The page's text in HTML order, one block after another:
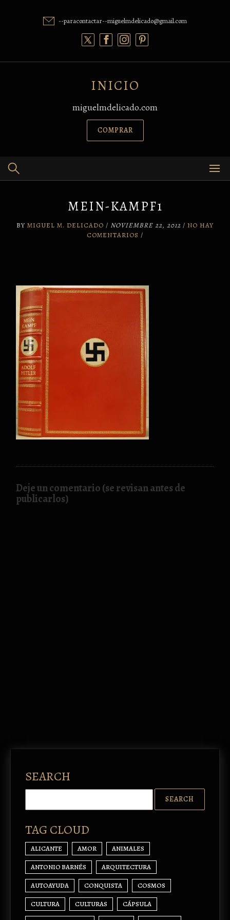
--paracontactar--miguelmdelicado@gmail.com
INICIO
miguelmdelicado.com
COMPRAR
MEIN-KAMPF1
BY MIGUEL M. DELICADO / NOVIEMBRE 22, 2012 / NO HAY
COMENTARIOS /
Deje un comentario (se revisan antes de
publicarlos)
SEARCH
TAG CLOUD
ALICANTE AMOR ANIMALES
ANTONIO BARNÉS ARQUITECTURA
AUTOAYUDA CONQUISTA COSMOS
CULTURA CULTURAS CÁPSULA